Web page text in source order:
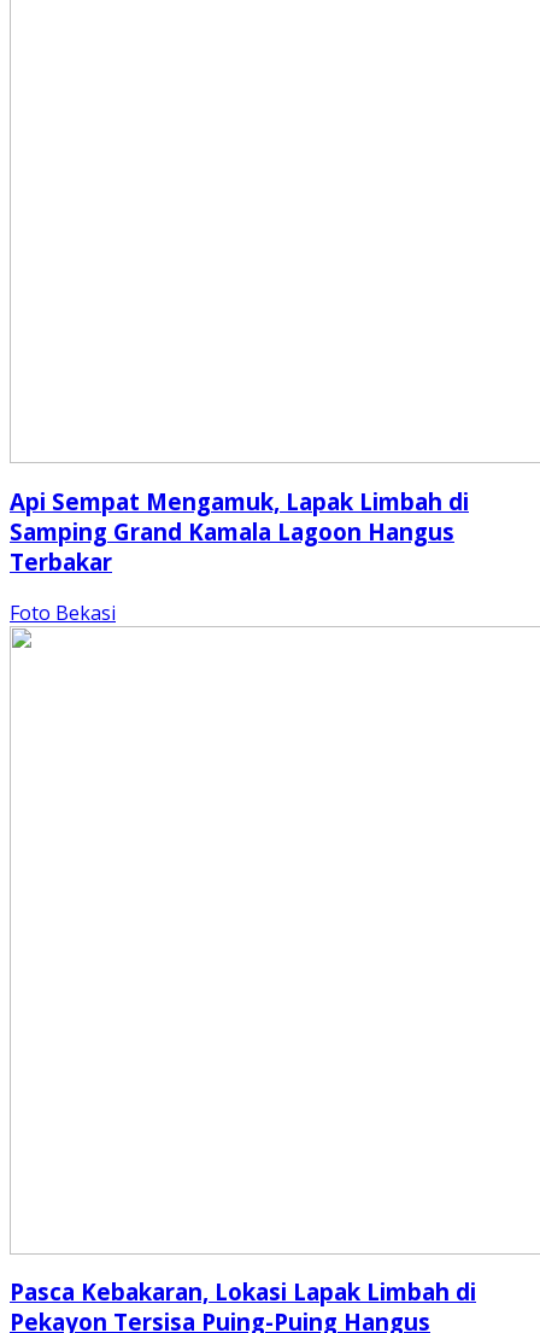
Api Sempat Mengamuk, Lapak Limbah di
Samping Grand Kamala Lagoon Hangus
Terbakar
Foto Bekasi
Pasca Kebakaran, Lokasi Lapak Limbah di
Pekayon Tersisa Puing-Puing Hangus